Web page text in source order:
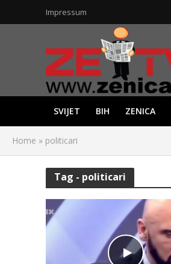
Impressum
SVIJET BIH ZENICA
Home » politicari
Tag - politicari